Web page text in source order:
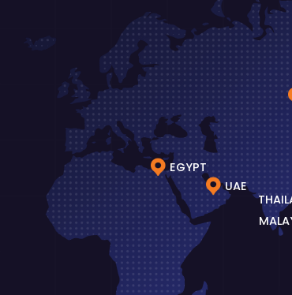
UAE
EGYPT